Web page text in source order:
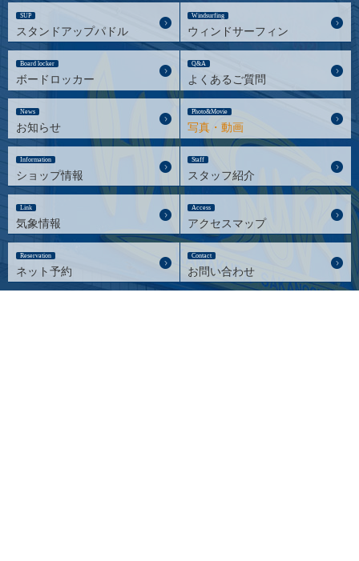
SUP
スタンドアップパドル
Windsurfing
ウィンドサーフィン
Board locker
ボードロッカー
Q&A
よくあるご質問
News
お知らせ
Photo&Movie
写真・動画
Information
ショップ情報
Staff
スタッフ紹介
Link
気象情報
Access
アクセスマップ
Reservation
ネット予約
Contact
お問い合わせ